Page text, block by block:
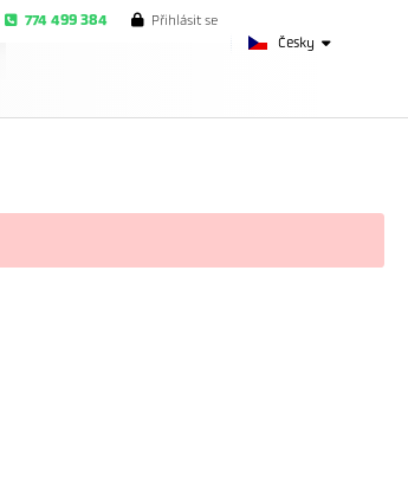
Česky
774 499 384 Přihlásit se